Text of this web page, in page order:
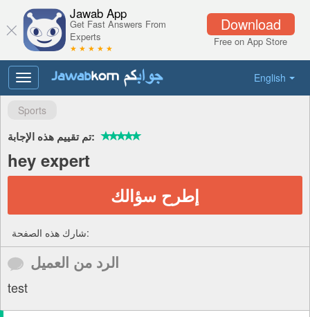
Download
Free on App Store
Jawab App
Get Fast Answers From
Experts
★ ★ ★ ★ ★
English
Toggle
navigation
Sports
تم تقييم هذه الإجابة:
hey expert
إطرح سؤالك
شارك هذه الصفحة:
الرد من العميل
test